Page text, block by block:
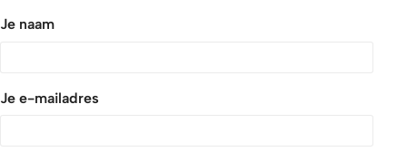
Je naam
Je e-mailadres